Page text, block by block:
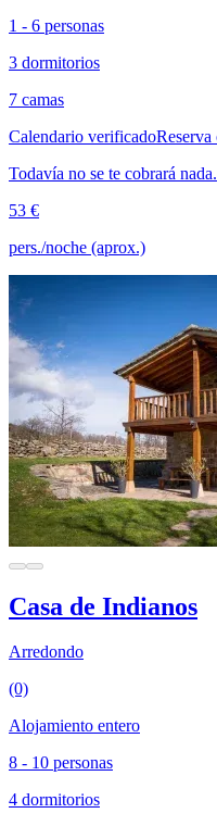
1 - 6 personas
3 dormitorios
7 camas
Calendario verificadoReserva
Todavía no se te cobrará nada.
53 €
pers./noche (aprox.)
Casa de Indianos
Arredondo
(0)
Alojamiento entero
8 - 10 personas
4 dormitorios